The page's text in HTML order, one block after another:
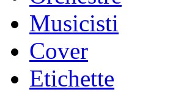
Musicisti
Cover
Etichette